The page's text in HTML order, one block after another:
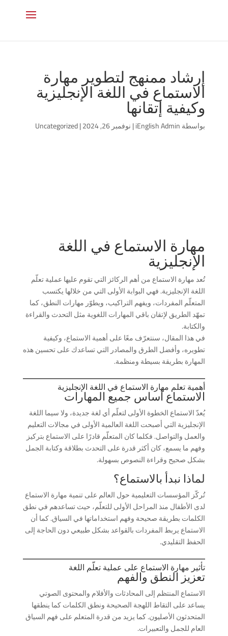
إرشاد ممنهج لتطوير مهارة
الاستماع في اللغة الإنجليزية
وكيفية إتقانها
بواسطةiEnglish Admin
|نوفمبر 26, 2024 |
Uncategorized
مهارة الاستماع في اللغة
الإنجليزية
تُعد مهارة الاستماع من أهم الركائز التي تقوم عليها عملية تعلّم
اللغة الإنجليزية. فهي البوابة الأولى التي من خلالها يكتسب
المتعلّم المفردات، ويفهم التراكيب، ويطوّر مهارات النطق، كما
تمهّد الطريق لإتقان باقي المهارات اللغوية مثل التحدث والقراءة
والكتابة.
في هذا المقال، سنتعرّف معًا على أهمية الاستماع، وكيفية
تطويره، وأفضل الطرق والمصادر التي تساعدك على تحسين هذه
المهارة بطريقة بسيطة ومنظمة.
أهمية تعلم مهارة الاستماع في اللغة الإنجليزية
الاستماع أساس جميع المهارات
يُعدّ الاستماع الخطوة الأولى لتعلّم أي لغة جديدة، ولا سيما اللغة
الإنجليزية التي أصبحت اللغة العالمية الأولى في مجالات التعليم
والعمل والتواصل. فكلما كان المتعلّم قادرًا على الاستماع بتركيز
وفهم ما يسمع، كان أكثر قدرة على التحدث بطلاقة وكتابة الجمل
بشكل صحيح وقراءة النصوص بسهولة.
لماذا نبدأ بالاستماع؟
تُركّز المؤسسات التعليمية حول العالم على تنمية مهارة الاستماع
لدى الأطفال منذ المراحل الأولى للتعلّم، حيث تساعدهم في نطق
الكلمات بطريقة صحيحة وفهم استخداماتها في السياق. كما أن
الاستماع يربط المفردات بالقواعد بشكل طبيعي دون الحاجة إلى
الحفظ التقليدي.
تأثير مهارة الاستماع على عملية تعلّم اللغة
تعزيز النطق والفهم
الاستماع المنتظم إلى المحادثات والأفلام والمحتوى الصوتي
يساعد على التقاط اللهجة الصحيحة ونطق الكلمات كما ينطقها
المتحدثون الأصليون. كما يزيد من قدرة المتعلم على فهم السياق
العام للجمل والتعبيرات.